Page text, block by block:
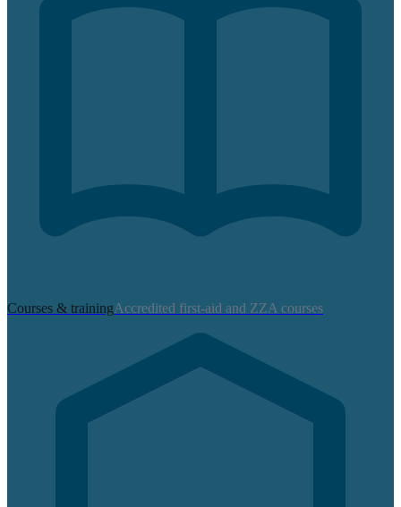
Courses & trainingAccredited first-aid and ZZA courses